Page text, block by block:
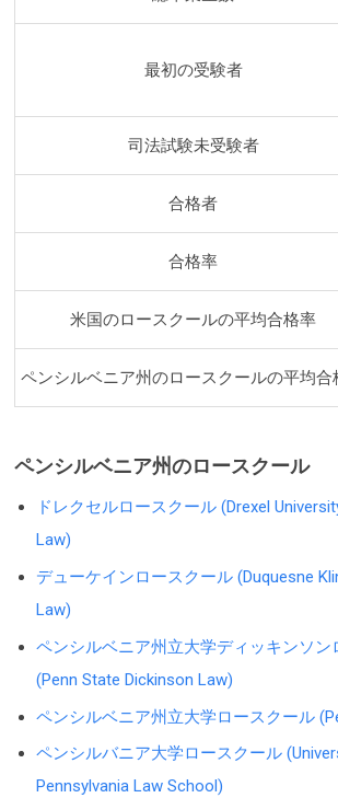
最初の受験者
司法試験未受験者
合格者
合格率
米国のロースクールの平均合格率
ペンシルベニア州のロースクールの平均合
ペンシルベニア州のロースクール
ドレクセルロースクール (Drexel
Law)
デューケインロースクール (Duquesne
Law)
ペンシルベニア州立大学ディッキンソン
(Penn State Dickinson Law)
ペンシルベニア州立大学ロースクール
ペンシルバニア大学ロースクール
Pennsylvania Law School)